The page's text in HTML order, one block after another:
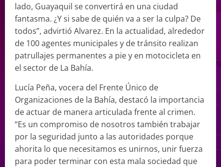
lado, Guayaquil se convertirá en una ciudad
fantasma. ¿Y si sabe de quién va a ser la culpa? De
todos”, advirtió Alvarez. En la actualidad, alrededor
de 100 agentes municipales y de tránsito realizan
patrullajes permanentes a pie y en motocicleta en
el sector de La Bahía.
Lucía Peña, vocera del Frente Único de
Organizaciones de la Bahía, destacó la importancia
de actuar de manera articulada frente al crimen.
“Es un compromiso de nosotros también trabajar
por la seguridad junto a las autoridades porque
ahorita lo que necesitamos es unirnos, unir fuerza
para poder terminar con esta mala sociedad que